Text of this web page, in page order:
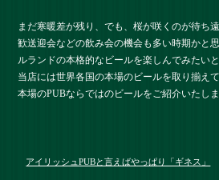
まだ寒暖差が残り、でも、桜が咲くのが待ち
歓送迎会などの飲み会の機会も多い時期かと
ルランドの本格的なビールを楽しんでみたい
当店には世界各国の本場のビールを取り揃えて
本場のPUBならではのビールをご紹介いたしま
アイリッシュPUBと言えばやっぱり「ギネス」